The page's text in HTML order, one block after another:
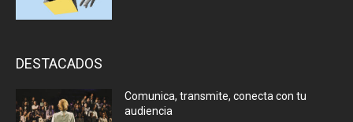
DESTACADOS
Comunica, transmite, conecta con tu
audiencia